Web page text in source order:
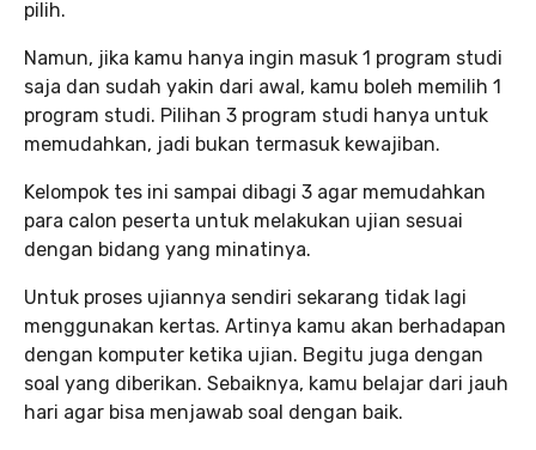
pilih.
Namun, jika kamu hanya ingin masuk 1 program studi
saja dan sudah yakin dari awal, kamu boleh memilih 1
program studi. Pilihan 3 program studi hanya untuk
memudahkan, jadi bukan termasuk kewajiban.
Kelompok tes ini sampai dibagi 3 agar memudahkan
para calon peserta untuk melakukan ujian sesuai
dengan bidang yang minatinya.
Untuk proses ujiannya sendiri sekarang tidak lagi
menggunakan kertas. Artinya kamu akan berhadapan
dengan komputer ketika ujian. Begitu juga dengan
soal yang diberikan. Sebaiknya, kamu belajar dari jauh
hari agar bisa menjawab soal dengan baik.